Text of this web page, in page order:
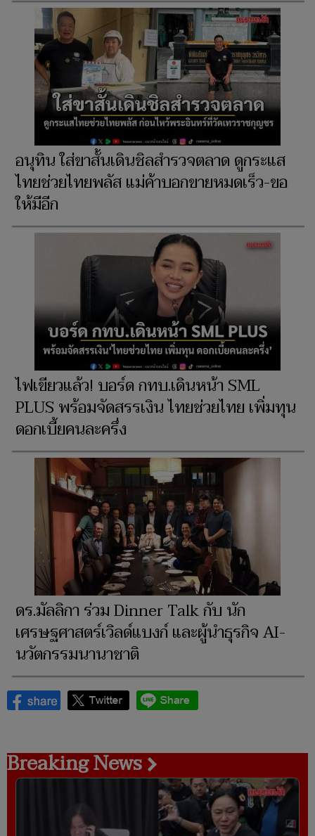
อนุทิน ใส่ขาสั้นเดินชิลสำรวจตลาด ดูกระแส
ไทยช่วยไทยพลัส แม่ค้าบอกขายหมดเร็ว-ขอ
ให้มีอีก
ไฟเขียวแล้ว! บอร์ด กทบ.เดินหน้า SML
PLUS พร้อมจัดสรรเงิน ไทยช่วยไทย เพิ่มทุน
ดอกเบี้ยคนละครึ่ง
ดร.มัลลิกา ร่วม Dinner Talk กับ นัก
เศรษฐศาสตร์เวิลด์แบงก์ และผู้นำธุรกิจ AI-
นวัตกรรมนานาชาติ
Breaking News